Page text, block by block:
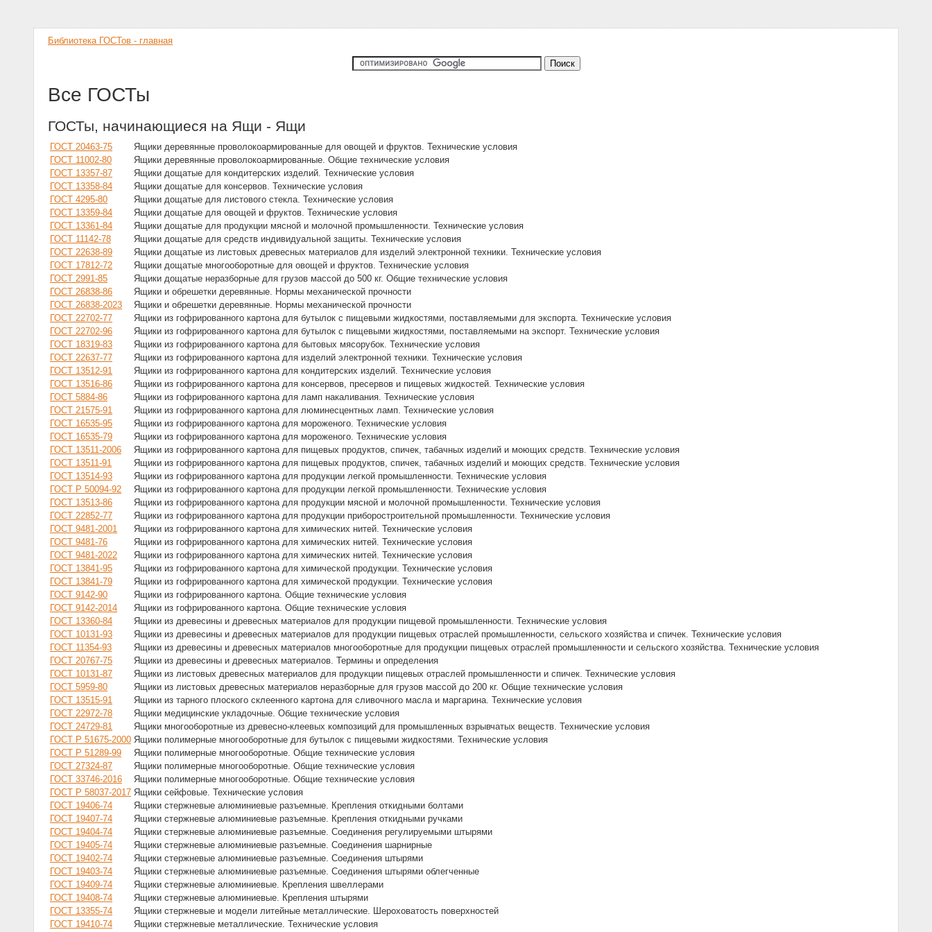
Библиотека ГОСТов - главная
Все ГОСТы
ГОСТы, начинающиеся на Ящи - Ящи
ГОСТ 20463-75
Ящики деревянные проволокоармированные для овощей и фруктов. Технические условия
ГОСТ 11002-80
Ящики деревянные проволокоармированные. Общие технические условия
ГОСТ 13357-87
Ящики дощатые для кондитерских изделий. Технические условия
ГОСТ 13358-84
Ящики дощатые для консервов. Технические условия
ГОСТ 4295-80
Ящики дощатые для листового стекла. Технические условия
ГОСТ 13359-84
Ящики дощатые для овощей и фруктов. Технические условия
ГОСТ 13361-84
Ящики дощатые для продукции мясной и молочной промышленности. Технические условия
ГОСТ 11142-78
Ящики дощатые для средств индивидуальной защиты. Технические условия
ГОСТ 22638-89
Ящики дощатые из листовых древесных материалов для изделий электронной техники. Технические условия
ГОСТ 17812-72
Ящики дощатые многооборотные для овощей и фруктов. Технические условия
ГОСТ 2991-85
Ящики дощатые неразборные для грузов массой до 500 кг. Общие технические условия
ГОСТ 26838-86
Ящики и обрешетки деревянные. Нормы механической прочности
ГОСТ 26838-2023
Ящики и обрешетки деревянные. Нормы механической прочности
ГОСТ 22702-77
Ящики из гофрированного картона для бутылок с пищевыми жидкостями, поставляемыми для экспорта. Технические условия
ГОСТ 22702-96
Ящики из гофрированного картона для бутылок с пищевыми жидкостями, поставляемыми на экспорт. Технические условия
ГОСТ 18319-83
Ящики из гофрированного картона для бытовых мясорубок. Технические условия
ГОСТ 22637-77
Ящики из гофрированного картона для изделий электронной техники. Технические условия
ГОСТ 13512-91
Ящики из гофрированного картона для кондитерских изделий. Технические условия
ГОСТ 13516-86
Ящики из гофрированного картона для консервов, пресервов и пищевых жидкостей. Технические условия
ГОСТ 5884-86
Ящики из гофрированного картона для ламп накаливания. Технические условия
ГОСТ 21575-91
Ящики из гофрированного картона для люминесцентных ламп. Технические условия
ГОСТ 16535-95
Ящики из гофрированного картона для мороженого. Технические условия
ГОСТ 16535-79
Ящики из гофрированного картона для мороженого. Технические условия
ГОСТ 13511-2006
Ящики из гофрированного картона для пищевых продуктов, спичек, табачных изделий и моющих средств. Технические условия
ГОСТ 13511-91
Ящики из гофрированного картона для пищевых продуктов, спичек, табачных изделий и моющих средств. Технические условия
ГОСТ 13514-93
Ящики из гофрированного картона для продукции легкой промышленности. Технические условия
ГОСТ Р 50094-92
Ящики из гофрированного картона для продукции легкой промышленности. Технические условия
ГОСТ 13513-86
Ящики из гофрированного картона для продукции мясной и молочной промышленности. Технические условия
ГОСТ 22852-77
Ящики из гофрированного картона для продукции приборостроительной промышленности. Технические условия
ГОСТ 9481-2001
Ящики из гофрированного картона для химических нитей. Технические условия
ГОСТ 9481-76
Ящики из гофрированного картона для химических нитей. Технические условия
ГОСТ 9481-2022
Ящики из гофрированного картона для химических нитей. Технические условия
ГОСТ 13841-95
Ящики из гофрированного картона для химической продукции. Технические условия
ГОСТ 13841-79
Ящики из гофрированного картона для химической продукции. Технические условия
ГОСТ 9142-90
Ящики из гофрированного картона. Общие технические условия
ГОСТ 9142-2014
Ящики из гофрированного картона. Общие технические условия
ГОСТ 13360-84
Ящики из древесины и древесных материалов для продукции пищевой промышленности. Технические условия
ГОСТ 10131-93
Ящики из древесины и древесных материалов для продукции пищевых отраслей промышленности, сельского хозяйства и спичек. Технические условия
ГОСТ 11354-93
Ящики из древесины и древесных материалов многооборотные для продукции пищевых отраслей промышленности и сельского хозяйства. Технические условия
ГОСТ 20767-75
Ящики из древесины и древесных материалов. Термины и определения
ГОСТ 10131-87
Ящики из листовых древесных материалов для продукции пищевых отраслей промышленности и спичек. Технические условия
ГОСТ 5959-80
Ящики из листовых древесных материалов неразборные для грузов массой до 200 кг. Общие технические условия
ГОСТ 13515-91
Ящики из тарного плоского склеенного картона для сливочного масла и маргарина. Технические условия
ГОСТ 22972-78
Ящики медицинские укладочные. Общие технические условия
ГОСТ 24729-81
Ящики многооборотные из древесно-клеевых композиций для промышленных взрывчатых веществ. Технические условия
ГОСТ Р 51675-2000 Ящики полимерные многооборотные для бутылок с пищевыми жидкостями. Технические условия
ГОСТ Р 51289-99
Ящики полимерные многооборотные. Общие технические условия
ГОСТ 27324-87
Ящики полимерные многооборотные. Общие технические условия
ГОСТ 33746-2016
Ящики полимерные многооборотные. Общие технические условия
ГОСТ Р 58037-2017 Ящики сейфовые. Технические условия
ГОСТ 19406-74
Ящики стержневые алюминиевые разъемные. Крепления откидными болтами
ГОСТ 19407-74
Ящики стержневые алюминиевые разъемные. Крепления откидными ручками
ГОСТ 19404-74
Ящики стержневые алюминиевые разъемные. Соединения регулируемыми штырями
ГОСТ 19405-74
Ящики стержневые алюминиевые разъемные. Соединения шарнирные
ГОСТ 19402-74
Ящики стержневые алюминиевые разъемные. Соединения штырями
ГОСТ 19403-74
Ящики стержневые алюминиевые разъемные. Соединения штырями облегченные
ГОСТ 19409-74
Ящики стержневые алюминиевые. Крепления швеллерами
ГОСТ 19408-74
Ящики стержневые алюминиевые. Крепления штырями
ГОСТ 13355-74
Ящики стержневые и модели литейные металлические. Шероховатость поверхностей
ГОСТ 19410-74
Ящики стержневые металлические. Технические условия